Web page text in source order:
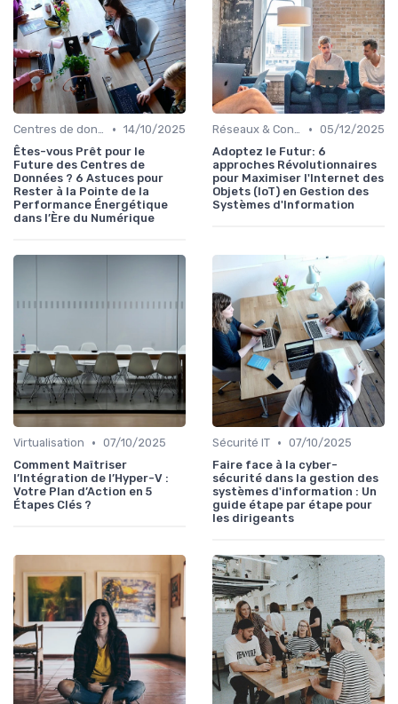
Centres de données • 14/10/2025
Êtes-vous Prêt pour le
Future des Centres de
Données ? 6 Astuces pour
Rester à la Pointe de la
Performance Énergétique
dans l’Ère du Numérique
Réseaux & Connectivité • 05/12/2025
Adoptez le Futur: 6
approches Révolutionnaires
pour Maximiser l'Internet des
Objets (IoT) en Gestion des
Systèmes d'Information
Virtualisation • 07/10/2025
Comment Maîtriser
l’Intégration de l’Hyper-V :
Votre Plan d’Action en 5
Étapes Clés ?
Sécurité IT • 07/10/2025
Faire face à la cyber-
sécurité dans la gestion des
systèmes d'information : Un
guide étape par étape pour
les dirigeants